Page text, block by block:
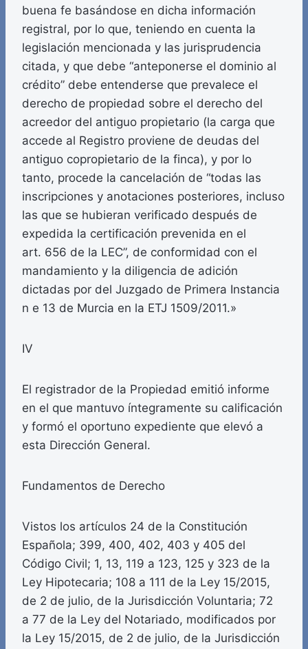
buena fe basándose en dicha información
registral, por lo que, teniendo en cuenta la
legislación mencionada y las jurisprudencia
citada, y que debe “anteponerse el dominio al
crédito” debe entenderse que prevalece el
derecho de propiedad sobre el derecho del
acreedor del antiguo propietario (la carga que
accede al Registro proviene de deudas del
antiguo copropietario de la finca), y por lo
tanto, procede la cancelación de “todas las
inscripciones y anotaciones posteriores, incluso
las que se hubieran verificado después de
expedida la certificación prevenida en el
art. 656 de la LEC”, de conformidad con el
mandamiento y la diligencia de adición
dictadas por del Juzgado de Primera Instancia
n e 13 de Murcia en la ETJ 1509/2011.»
IV
El registrador de la Propiedad emitió informe
en el que mantuvo íntegramente su calificación
y formó el oportuno expediente que elevó a
esta Dirección General.
Fundamentos de Derecho
Vistos los artículos 24 de la Constitución
Española; 399, 400, 402, 403 y 405 del
Código Civil; 1, 13, 119 a 123, 125 y 323 de la
Ley Hipotecaria; 108 a 111 de la Ley 15/2015,
de 2 de julio, de la Jurisdicción Voluntaria; 72
a 77 de la Ley del Notariado, modificados por
la Ley 15/2015, de 2 de julio, de la Jurisdicción